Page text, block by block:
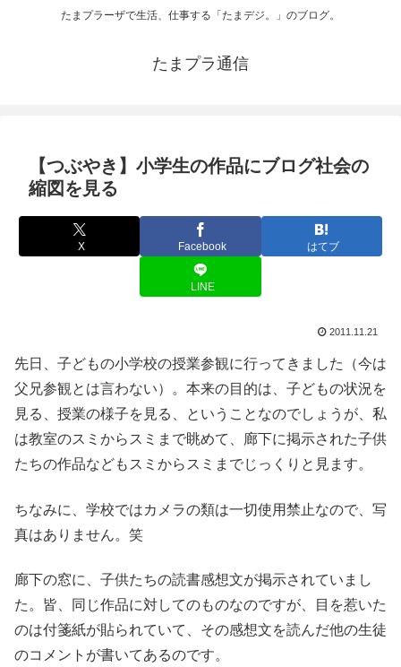
たまプラーザで生活、仕事する「たまデジ。」のブログ。
たまプラ通信
【つぶやき】小学生の作品にブログ社会の
縮図を見る
X Facebook はてブ
LINE
2011.11.21
先日、子どもの小学校の授業参観に行ってきました（今は
父兄参観とは言わない）。本来の目的は、子どもの状況を
見る、授業の様子を見る、ということなのでしょうが、私
は教室のスミからスミまで眺めて、廊下に掲示された子供
たちの作品などもスミからスミまでじっくりと見ます。
ちなみに、学校ではカメラの類は一切使用禁止なので、写
真はありません。笑
廊下の窓に、子供たちの読書感想文が掲示されていまし
た。皆、同じ作品に対してのものなのですが、目を惹いた
のは付箋紙が貼られていて、その感想文を読んだ他の生徒
のコメントが書いてあるのです。